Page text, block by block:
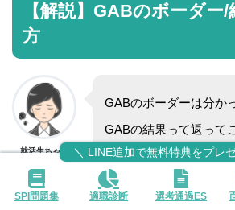
【解説】GABのボーダー
方
就活生ちゃん
GABのボーダーは分か
GABの結果って返って
って判断するんですか
SPI問題集 適職診断 選考通過ES
＼ LINE追加で無料特典をプレ